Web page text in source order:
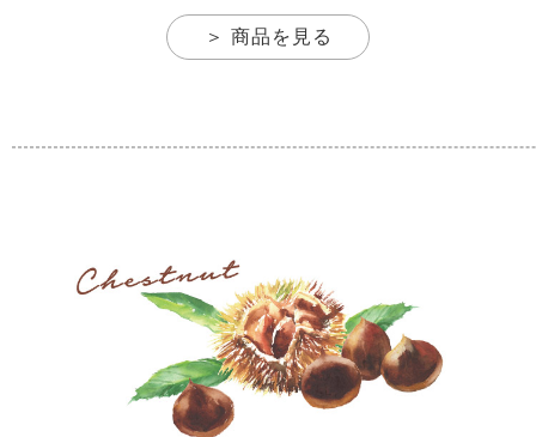
＞ 商品を見る